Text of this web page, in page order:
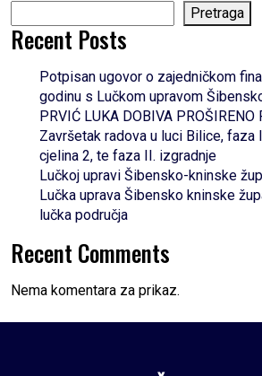
Pretraga
Recent Posts
Potpisan ugovor o zajedničkom
godinu s Lučkom upravom
PRVIĆ LUKA DOBIVA PROŠIRENO
Završetak radova u luci Bilice, faza
cjelina 2, te faza II. izgradnje
Lučkoj upravi Šibensko-kninske
Lučka uprava Šibensko kninske
lučka područja
Recent Comments
Nema komentara za prikaz.